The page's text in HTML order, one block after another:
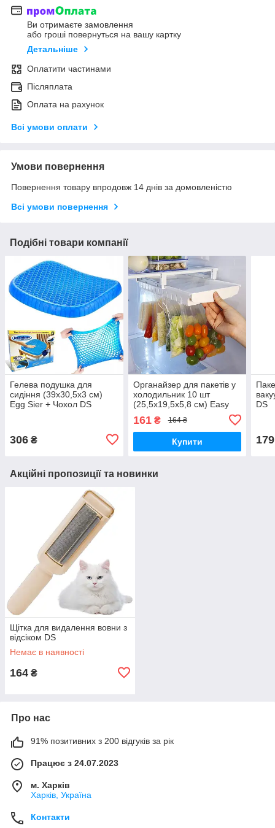
Ви отримаєте замовлення
або гроші повернуться на вашу картку
Детальніше
Оплатити частинами
Післяплата
Оплата на рахунок
Всі умови оплати
Умови повернення
Повернення товару впродовж 14 днів за домовленістю
Всі умови повернення
Подібні товари компанії
Гелева подушка для
сидіння (39х30,5х3 см)
Egg Sier + Чохол DS
306 ₴
Органайзер для пакетів у
холодильник 10 шт
(25,5x19,5x5,8 см) Easy
161₴ 164 ₴
Купити
DS
179
Акційні пропозиції та новинки
Щітка для видалення вовни з
відсіком DS
Немає в наявності
164 ₴
Про нас
91% позитивних з 200 відгуків за рік
Працює з 24.07.2023
м. Харків
Харків, Україна
Контакти